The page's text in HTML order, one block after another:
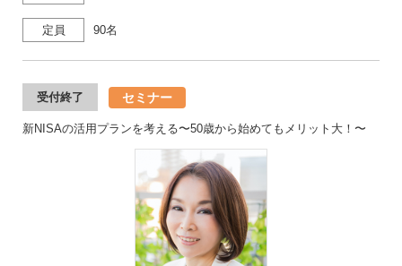
定員 90名
受付終了 セミナー
新NISAの活用プランを考える〜50歳から始めてもメリット大！〜